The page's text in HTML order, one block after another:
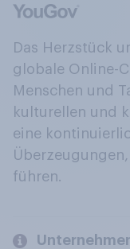
Das Herzstück
globale Online-
Menschen und
kulturellen und
eine
führen.